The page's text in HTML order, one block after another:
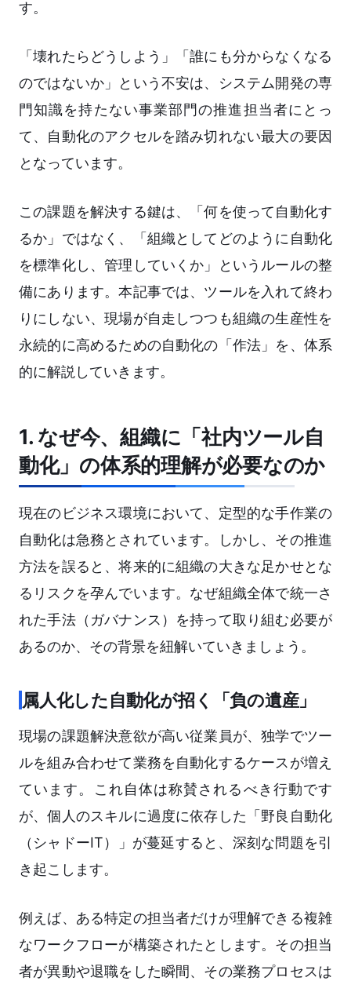
す。
「壊れたらどうしよう」「誰にも分からなくなる
のではないか」という不安は、システム開発の専
門知識を持たない事業部門の推進担当者にとっ
て、自動化のアクセルを踏み切れない最大の要因
となっています。
この課題を解決する鍵は、「何を使って自動化す
るか」ではなく、「組織としてどのように自動化
を標準化し、管理していくか」というルールの整
備にあります。本記事では、ツールを入れて終わ
りにしない、現場が自走しつつも組織の生産性を
永続的に高めるための自動化の「作法」を、体系
的に解説していきます。
1. なぜ今、組織に「社内ツール自
動化」の体系的理解が必要なのか
現在のビジネス環境において、定型的な手作業の
自動化は急務とされています。しかし、その推進
方法を誤ると、将来的に組織の大きな足かせとな
るリスクを孕んでいます。なぜ組織全体で統一さ
れた手法（ガバナンス）を持って取り組む必要が
あるのか、その背景を紐解いていきましょう。
属人化した自動化が招く「負の遺産」
現場の課題解決意欲が高い従業員が、独学でツー
ルを組み合わせて業務を自動化するケースが増え
ています。これ自体は称賛されるべき行動です
が、個人のスキルに過度に依存した「野良自動化
（シャドーIT）」が蔓延すると、深刻な問題を引
き起こします。
例えば、ある特定の担当者だけが理解できる複雑
なワークフローが構築されたとします。その担当
者が異動や退職をした瞬間、その業務プロセスは